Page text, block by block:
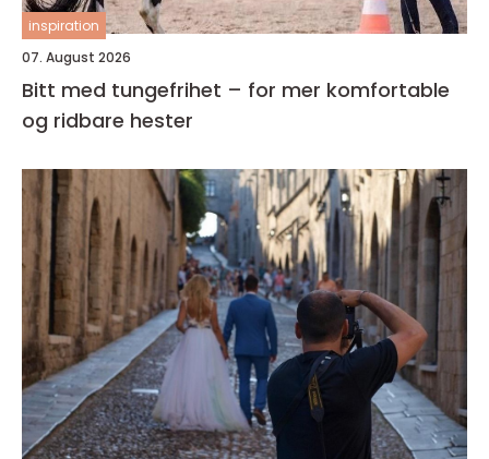
inspiration
07. August 2026
Bitt med tungefrihet – for mer komfortable
og ridbare hester